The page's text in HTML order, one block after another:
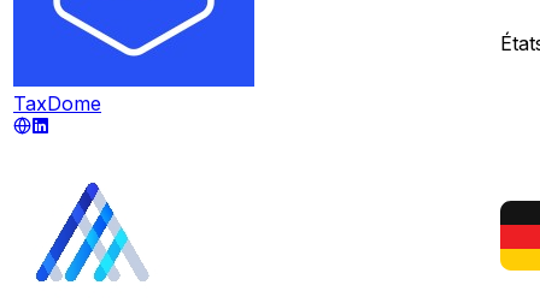
TaxDome